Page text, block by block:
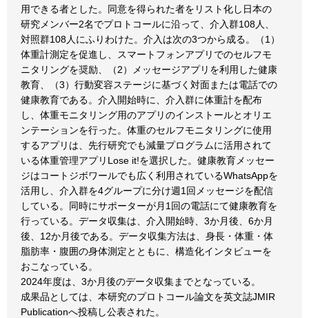
用できる者とした。同意を得られた者をリスト化し日本の
研究メンバー2名でプロトコールに沿って、介入群108人、
対照群108人にふりわけた。介入は次の3つから成る。（1）
体重計測定を促進し、スマートフォンアプリでのセルフモ
ニタリングを奨励、（2）メッセージアプリを利用した健康
教育、（3）行動変容ステージに基づく対面または電話での
健康教育である。介入開始時に、介入群に体重計を配布
し、体重モニタリング用のアプリのインストールとオリエ
ンテーションを行った。体重のセルフモニタリングに使用
するアプリは、先行研究でも減量プログラムに活用されて
いる体重管理アプリLose it!を選択した。健康教育メッセー
ジはコートジボワールでも広く利用されているWhatsAppを
活用し、介入群を4グループに分け週1回メッセージを配信
している。同時にサポーターが月1回の電話にて健康教育を
行っている。データ収集は、介入開始時、3か月後、6か月
後、12か月後である。データ収集方法は、身長・体重・体
脂肪率・腹囲の身体測定とともに、構造化インタビューを
おこなっている。
2024年度は、3か月後のデータ収集までとなっている。
成果品としては、本研究のプロトコール論文を英文誌JMIR
Publicationへ投稿し公表された。